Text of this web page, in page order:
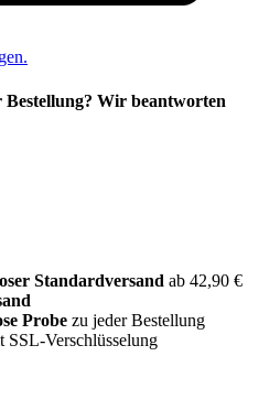
Wir beantworten
Standardversand ab 42,90 €
Probe zu jeder Bestellung
SSL-Verschlüsselung